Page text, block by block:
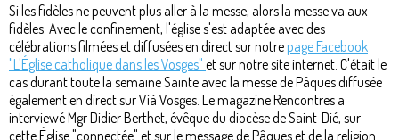
Si les fidèles ne peuvent plus aller à la messe, alors la messe va aux
fidèles. Avec le confinement, l'église s'est adaptée avec des
célébrations filmées et diffusées en direct sur notre page Facebook
"L'Église catholique dans les Vosges" et sur notre site internet. C'était le
cas durant toute la semaine Sainte avec la messe de Pâques diffusée
également en direct sur Vià Vosges. Le magazine Rencontres a
interviewé Mgr Didier Berthet, évêque du diocèse de Saint-Dié, sur
cette Église "connectée" et sur le message de Pâques et de la religion